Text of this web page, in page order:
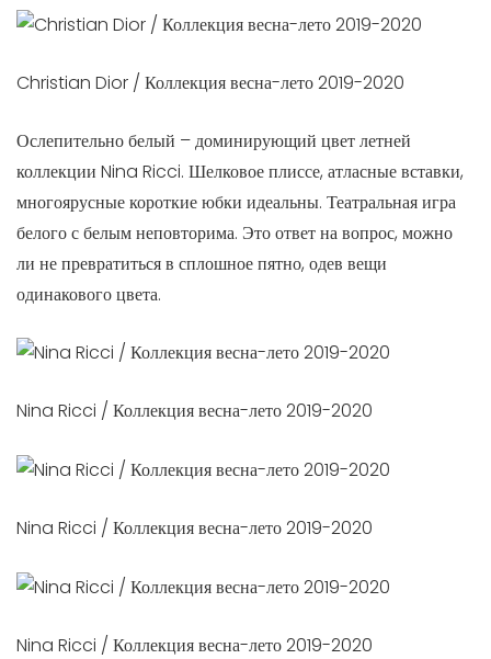
Christian Dior / Коллекция весна-лето 2019-2020
Ослепительно белый – доминирующий цвет летней
коллекции Nina Ricci. Шелковое плиссе, атласные вставки,
многоярусные короткие юбки идеальны. Театральная игра
белого с белым неповторима. Это ответ на вопрос, можно
ли не превратиться в сплошное пятно, одев вещи
одинакового цвета.
Nina Ricci / Коллекция весна-лето 2019-2020
Nina Ricci / Коллекция весна-лето 2019-2020
Nina Ricci / Коллекция весна-лето 2019-2020